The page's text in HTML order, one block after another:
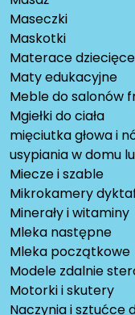
Maseczki
Maskotki
Materace dziecięce
Maty edukacyjne
Meble do salonów
Mgiełki do ciała
mięciutka głowa i
usypiania w domu
Miecze i szable
Mikrokamery
Minerały i witaminy
Mleka następne
Mleka początkowe
Modele zdalnie
Motorki i skutery
Naczynia i sztućce